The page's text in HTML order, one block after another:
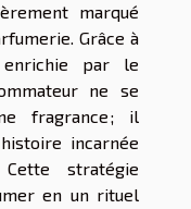
marqué
Grâce à
enrichie par le
ne se
fragrance ; il
incarnée
stratégie
en un rituel